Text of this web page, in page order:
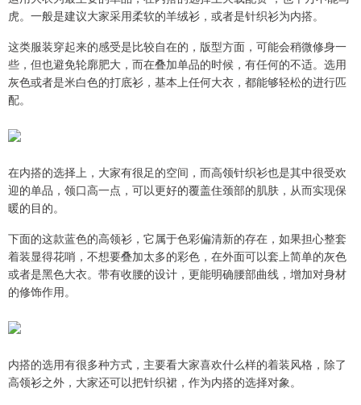
虎。一般是建议大家采用柔软的羊绒衫，或者是针织衫为内搭。
这类服装穿起来的感受是比较自在的，版型方面，可能会稍微修身一
些，但也避免轮廓肥大，而在叠加单品的时候，有任何的不适。选用
灰色或者是米白色的打底衫，基本上任何大衣，都能够轻松的进行匹
配。
在内搭的选择上，大家有很足的空间，而高领针织衫也是其中很受欢
迎的单品，领口高一点，可以更好的覆盖住颈部的肌肤，从而实现保
暖的目的。
下面的这款蓝色的高领衫，它属于色彩偏清新的存在，如果担心整套
着装显得花哨，不想要叠加太多的彩色，在外面可以套上简单的灰色
或者是黑色大衣。带有收腰的设计，更能明确腰部曲线，增加对身材
的修饰作用。
内搭的选用有很多种方式，主要看大家喜欢什么样的着装风格，除了
高领衫之外，大家还可以把针织裙，作为内搭的选择对象。